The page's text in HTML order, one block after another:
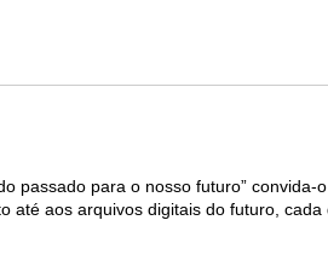
passado para o nosso futuro”
aos arquivos digitais do futuro,